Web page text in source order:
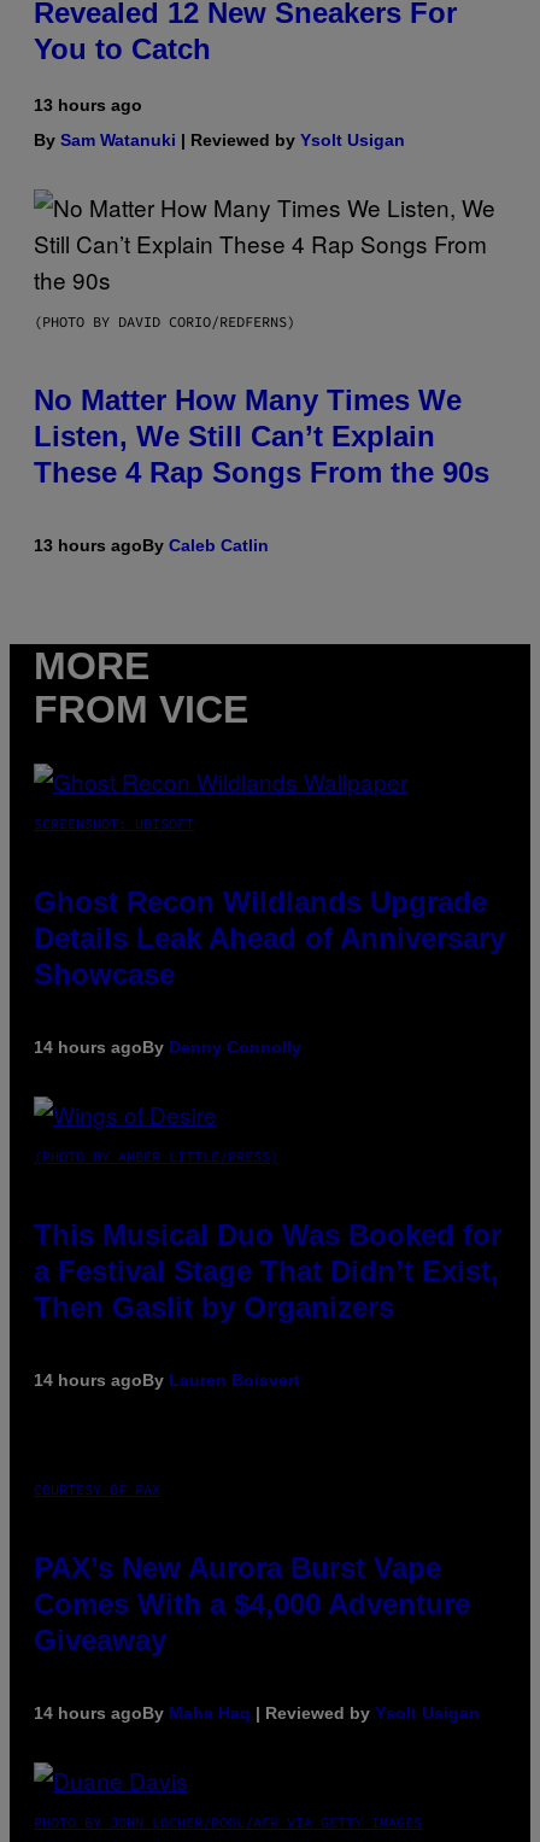
Revealed 12 New Sneakers For
You to Catch
13 hours ago
By Sam Watanuki | Reviewed by Ysolt Usigan
(PHOTO BY DAVID CORIO/REDFERNS)
No Matter How Many Times We
Listen, We Still Can’t Explain
These 4 Rap Songs From the 90s
13 hours agoBy Caleb Catlin
MORE
FROM VICE
SCREENSHOT: UBISOFT
Ghost Recon Wildlands Upgrade
Details Leak Ahead of Anniversary
Showcase
14 hours agoBy Denny Connolly
(PHOTO BY AMBER LITTLE/PRESS)
This Musical Duo Was Booked for
a Festival Stage That Didn’t Exist,
Then Gaslit by Organizers
14 hours agoBy Lauren Boisvert
COURTESY OF PAX
PAX’s New Aurora Burst Vape
Comes With a $4,000 Adventure
Giveaway
14 hours agoBy Maha Haq | Reviewed by Ysolt Usigan
PHOTO BY JOHN LOCHER/POOL/AFP VIA GETTY IMAGES